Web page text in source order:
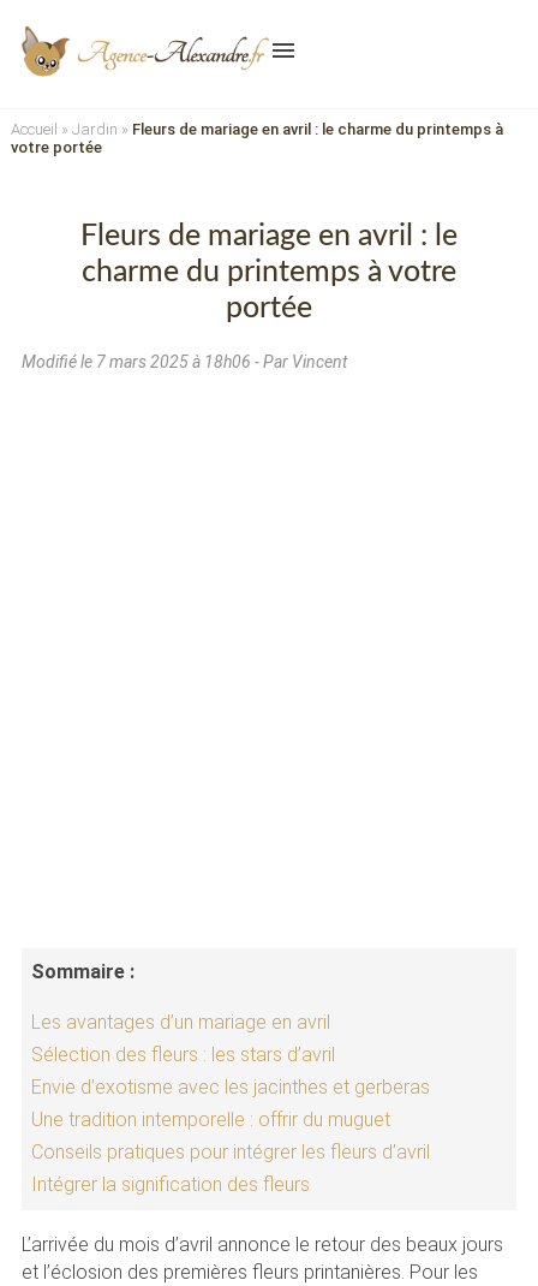
menu
Accueil » Jardin » Fleurs de mariage en avril : le charme du printemps à
votre portée
Fleurs de mariage en avril : le
charme du printemps à votre
portée
Modifié le 7 mars 2025 à 18h06 - Par Vincent
Sommaire :
Les avantages d’un mariage en avril
Sélection des fleurs : les stars d’avril
Envie d’exotisme avec les jacinthes et gerberas
Une tradition intemporelle : offrir du muguet
Conseils pratiques pour intégrer les fleurs d’avril
Intégrer la signification des fleurs
L’arrivée du mois d’avril annonce le retour des beaux jours
et l’éclosion des premières fleurs printanières. Pour les